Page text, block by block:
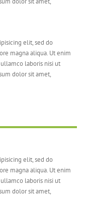
elit, sed do
magna aliqua. Ut enim
laboris nisi ut
dolor sit amet,
elit, sed do
magna aliqua. Ut enim
laboris nisi ut
dolor sit amet,